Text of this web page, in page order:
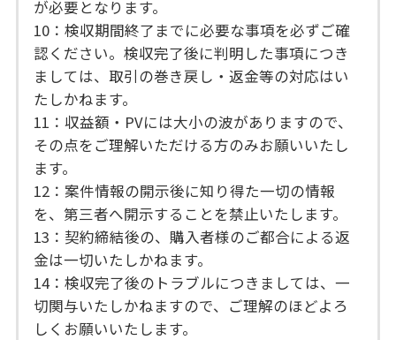
が必要となります。
10：検収期間終了までに必要な事項を必ずご確
認ください。検収完了後に判明した事項につき
ましては、取引の巻き戻し・返金等の対応はい
たしかねます。
11：収益額・PVには大小の波がありますので、
その点をご理解いただける方のみお願いいたし
ます。
12：案件情報の開示後に知り得た一切の情報
を、第三者へ開示することを禁止いたします。
13：契約締結後の、購入者様のご都合による返
金は一切いたしかねます。
14：検収完了後のトラブルにつきましては、一
切関与いたしかねますので、ご理解のほどよろ
しくお願いいたします。